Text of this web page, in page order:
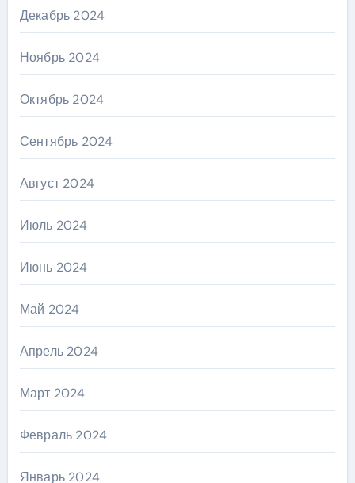
Декабрь 2024
Ноябрь 2024
Октябрь 2024
Сентябрь 2024
Август 2024
Июль 2024
Июнь 2024
Май 2024
Апрель 2024
Март 2024
Февраль 2024
Январь 2024